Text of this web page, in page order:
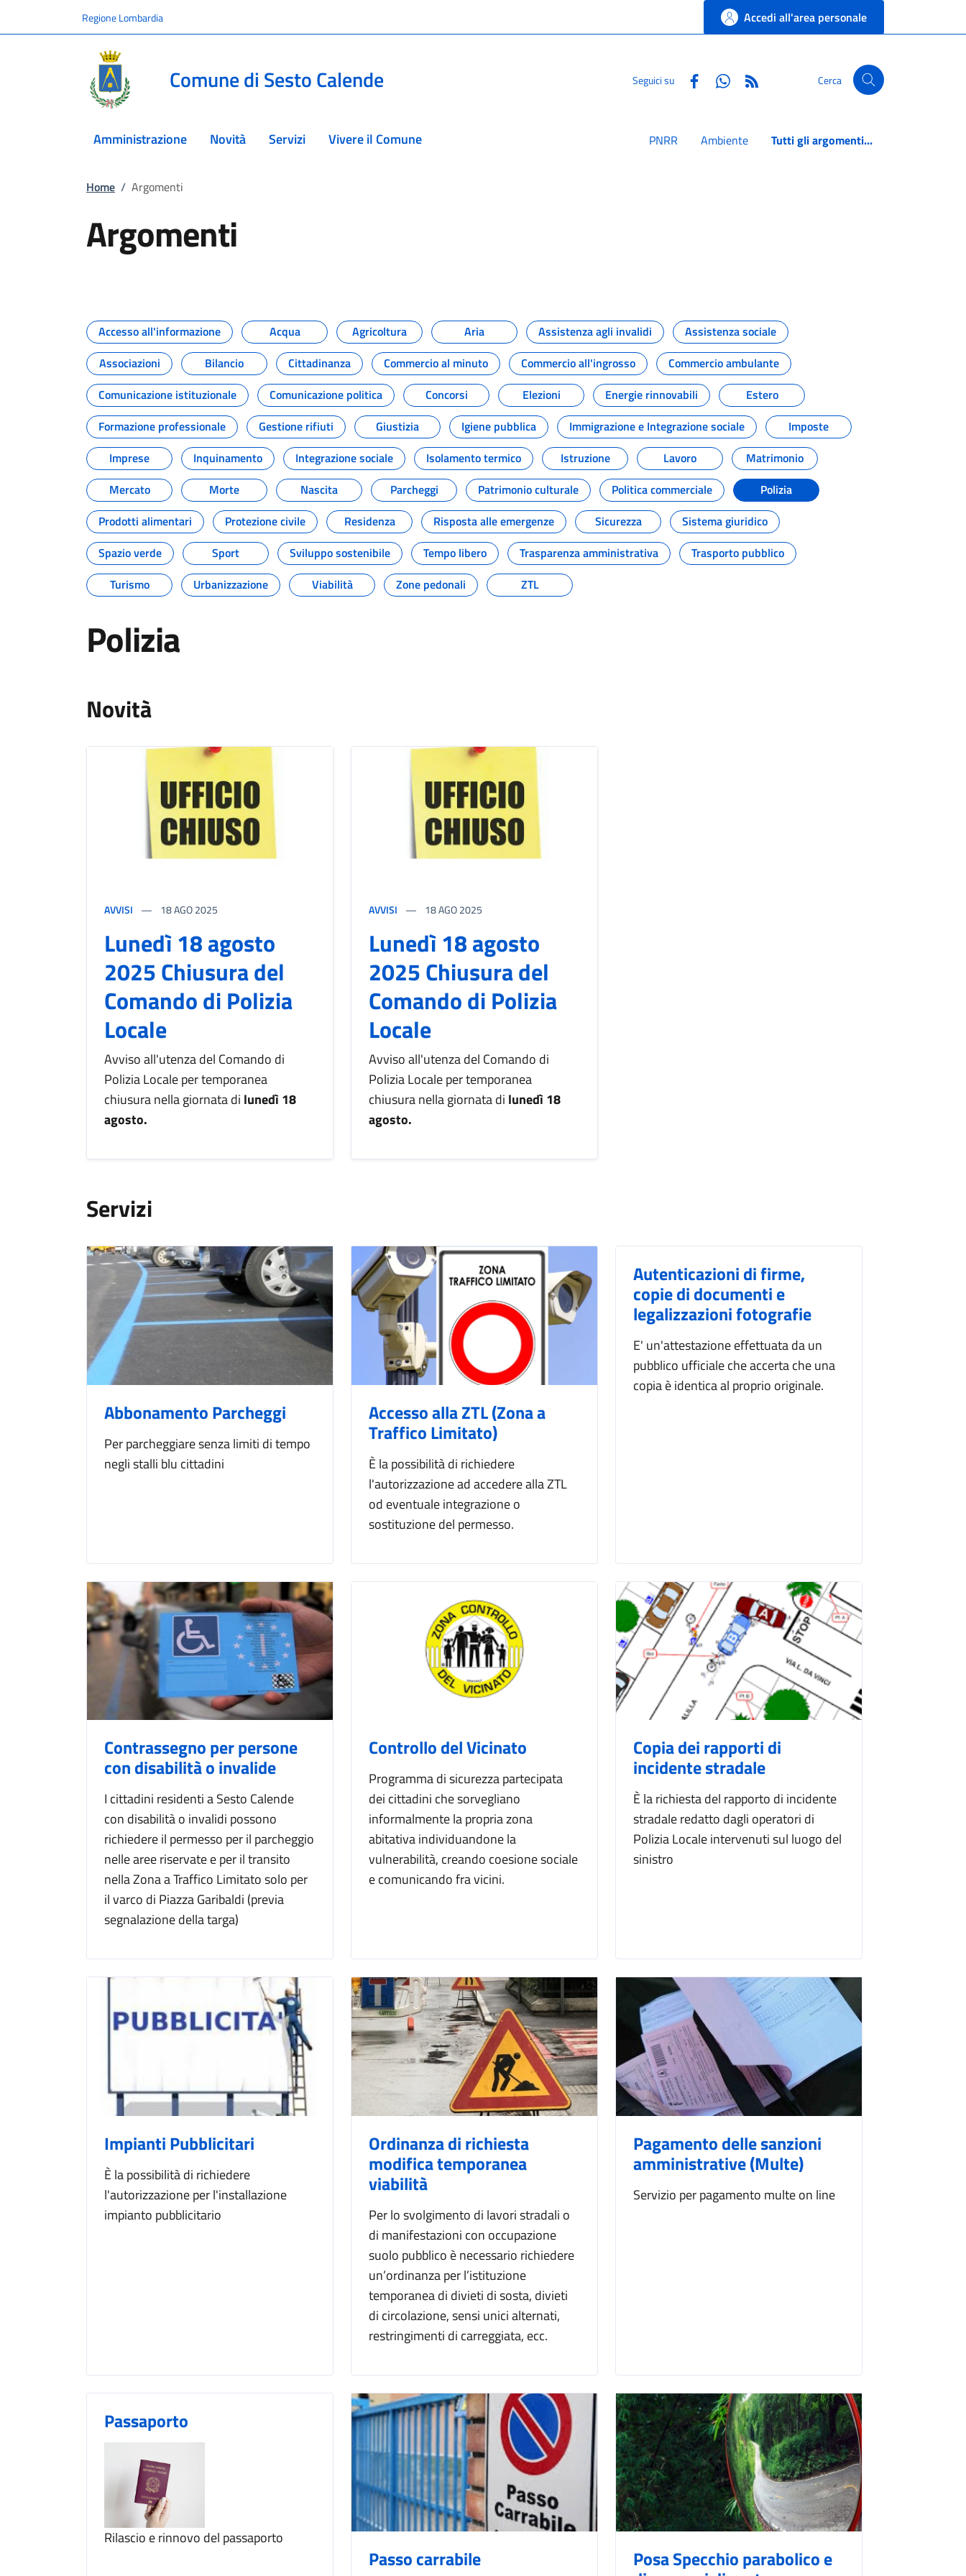
Regione Lombardia Accedi all'area personale
Comune di Sesto Calende Seguici su FacebookWhatsapp Cerca
Amministrazione Novità Servizi Vivere il Comune PNRR Ambiente Tutti gli argomenti...
Home / Argomenti
Argomenti
In dettaglio
Accesso all'informazione Acqua Agricoltura Aria Assistenza agli invalidi
Assistenza sociale
Associazioni
Bilancio Cittadinanza Commercio al minuto Commercio all'ingrosso
Commercio ambulante
Comunicazione istituzionale
Comunicazione politica Concorsi Elezioni Energie rinnovabili
Estero
Formazione professionale
Gestione rifiuti Giustizia Igiene pubblica Immigrazione e Integrazione sociale
Imposte
Imprese
Inquinamento Integrazione sociale Isolamento termico Istruzione Lavoro
Matrimonio
Mercato
Morte Nascita Parcheggi Patrimonio culturale Politica commerciale
Polizia
Prodotti alimentari
Protezione civile Residenza Risposta alle emergenze Sicurezza
Sistema giuridico
Spazio verde
Sport Sviluppo sostenibile Tempo libero Trasparenza amministrativa
Trasporto pubblico
Turismo
Urbanizzazione Viabilità Zone pedonali ZTL
Polizia
Novità
AVVISI 18AGO 2025
Lunedì 18 agosto
2025 Chiusura del
Comando di Polizia
Locale
Avviso all'utenza del Comando di
Polizia Locale per temporanea
chiusura nella giornata di lunedì 18
agosto.
AVVISI 18AGO 2025
Lunedì 18 agosto
2025 Chiusura del
Comando di Polizia
Locale
Avviso all'utenza del Comando di
Polizia Locale per temporanea
chiusura nella giornata di lunedì 18
agosto.
Servizi
Abbonamento Parcheggi
Per parcheggiare senza limiti di tempo
negli stalli blu cittadini
Accesso alla ZTL (Zona a
Traffico Limitato)
È la possibilità di richiedere
l'autorizzazione ad accedere alla ZTL
od eventuale integrazione o
sostituzione del permesso.
Autenticazioni di firme,
copie di documenti e
legalizzazioni fotografie
E' un'attestazione effettuata da un
pubblico ufficiale che accerta che una
copia è identica al proprio originale.
Contrassegno per persone
con disabilità o invalide
I cittadini residenti a Sesto Calende
con disabilità o invalidi possono
richiedere il permesso per il parcheggio
nelle aree riservate e per il transito
nella Zona a Traffico Limitato solo per
il varco di Piazza Garibaldi (previa
segnalazione della targa)
Controllo del Vicinato
Programma di sicurezza partecipata
dei cittadini che sorvegliano
informalmente la propria zona
abitativa individuandone la
vulnerabilità, creando coesione sociale
e comunicando fra vicini.
Copia dei rapporti di
incidente stradale
È la richiesta del rapporto di incidente
stradale redatto dagli operatori di
Polizia Locale intervenuti sul luogo del
sinistro
Impianti Pubblicitari
È la possibilità di richiedere
l'autorizzazione per l'installazione
impianto pubblicitario
Ordinanza di richiesta
modifica temporanea
viabilità
Per lo svolgimento di lavori stradali o
di manifestazioni con occupazione
suolo pubblico è necessario richiedere
un’ordinanza per l’istituzione
temporanea di divieti di sosta, divieti
di circolazione, sensi unici alternati,
restringimenti di carreggiata, ecc.
Pagamento delle sanzioni
amministrative (Multe)
Servizio per pagamento multe on line
Passaporto
Rilascio e rinnovo del passaporto
Passo carrabile Posa Specchio parabolico e